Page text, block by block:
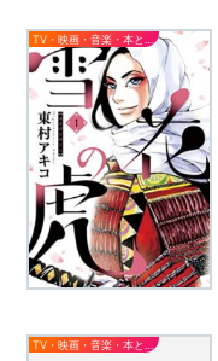
TV・映画・音楽・本とか